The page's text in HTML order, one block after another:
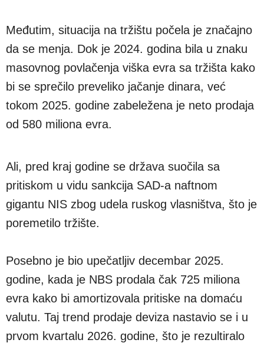
Međutim, situacija na tržištu počela je značajno
da se menja. Dok je 2024. godina bila u znaku
masovnog povlačenja viška evra sa tržišta kako
bi se sprečilo preveliko jačanje dinara, već
tokom 2025. godine zabeležena je neto prodaja
od 580 miliona evra.
Ali, pred kraj godine se država suočila sa
pritiskom u vidu sankcija SAD-a naftnom
gigantu NIS zbog udela ruskog vlasništva, što je
poremetilo tržište.
Posebno je bio upečatljiv decembar 2025.
godine, kada je NBS prodala čak 725 miliona
evra kako bi amortizovala pritiske na domaću
valutu. Taj trend prodaje deviza nastavio se i u
prvom kvartalu 2026. godine, što je rezultiralo